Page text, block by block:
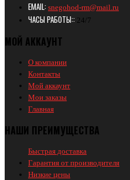
EMAIL: snegohod-rm@mail.ru
ЧАСЫ РАБОТЫ:: 24/7
МОЙ АККАУНТ
О компании
Контакты
Мой аккаунт
Мои заказы
Главная
НАШИ ПРЕИМУЩЕСТВА
Быстрая доставка
Гарантия от производителя
Низкие цены